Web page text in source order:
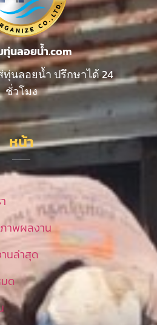
นลอยน้ำ.com
นลอยน้ำ ปรึกษาได้ 24
ชั่วโมง
หน้า
าพผลงาน
นล่าสุด
ด